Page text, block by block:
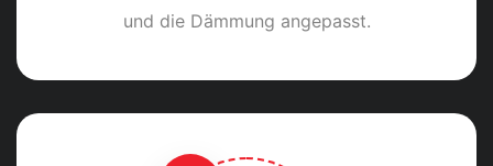
und die Dämmung angepasst.